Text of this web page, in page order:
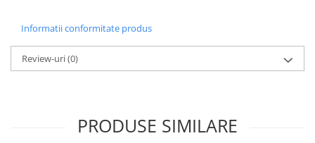
Informatii conformitate produs
Review-uri(0)
PRODUSE SIMILARE